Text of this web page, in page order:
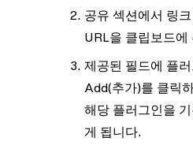
공유 섹션에서 링
URL을 클립보드에
제공된 필드에 플
Add(추가)를 클릭
해당 플러그인을
게 됩니다.